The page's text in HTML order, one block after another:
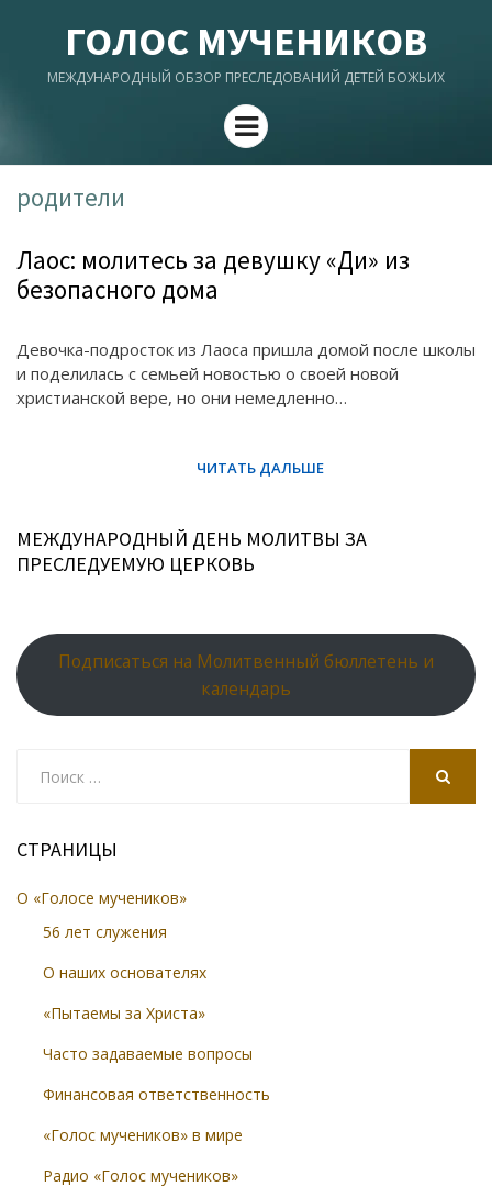
ГОЛОС МУЧЕНИКОВ
МЕЖДУНАРОДНЫЙ ОБЗОР ПРЕСЛЕДОВАНИЙ ДЕТЕЙ БОЖЬИХ
Menu
родители
Лаос: молитесь за девушку «Ди» из
безопасного дома
Девочка-подросток из Лаоса пришла домой после школы
и поделилась с семьей новостью о своей новой
христианской вере, но они немедленно…
МЕЖДУНАРОДНЫЙ ДЕНЬ МОЛИТВЫ ЗА
ПРЕСЛЕДУЕМУЮ ЦЕРКОВЬ
Подписаться на Молитвенный бюллетень и
календарь
СТРАНИЦЫ
О «Голосе мучеников»
56 лет служения
О наших основателях
«Пытаемы за Христа»
Часто задаваемые вопросы
Финансовая ответственность
«Голос мучеников» в мире
Радио «Голос мучеников»